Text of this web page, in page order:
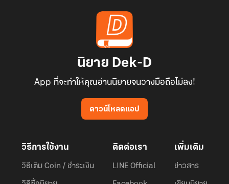
นิยาย Dek-D
App ที่จะทำให้คุณอ่านนิยายจนวางมือถือไม่ลง!
ดาวน์โหลดแอป
วิธีการใช้งาน
วิธีเติม Coin / ชำระเงิน
ติดต่อเรา
LINE Official
เพิ่มเติม
ข่าวสาร